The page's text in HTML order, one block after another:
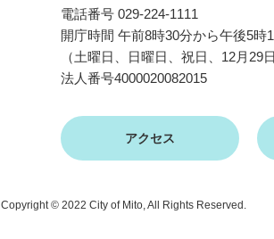
電話番号 029-224-1111
開庁時間 午前8時30分から午後5時
（土曜日、日曜日、祝日、12月29
法人番号4000020082015
アクセス
Copyright © 2022 City of Mito, All Rights Reserved.